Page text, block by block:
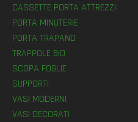
CASSETTE PORTA ATTREZZI
PORTA MINUTERIE
PORTA TRAPANO
TRAPPOLE BIO
SCOPA FOGLIE
SUPPORTI
VASI MODERNI
VASI DECORATI